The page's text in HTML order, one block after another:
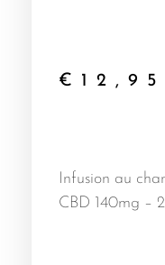
€ 12,95
Infusion au
CBD 140mg –